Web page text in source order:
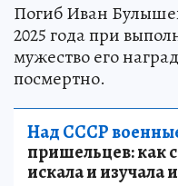
Погиб Иван
2025 года при
мужество его
посмертно.
Над СССР
пришельцев: как
искала и изучала